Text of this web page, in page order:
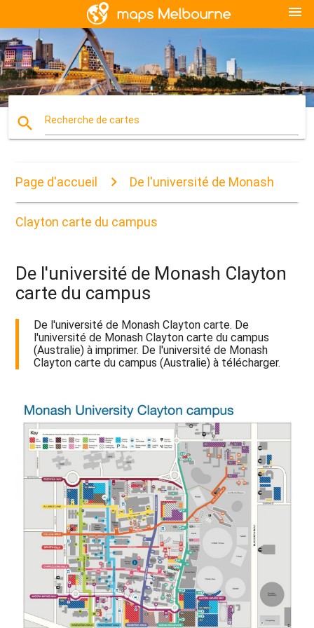
menu
search Recherche de cartes
Page d'accueil De l'université de Monash
Clayton carte du campus
De l'université de Monash Clayton
carte du campus
De l'université de Monash Clayton carte. De
l'université de Monash Clayton carte du campus
(Australie) à imprimer. De l'université de Monash
Clayton carte du campus (Australie) à télécharger.